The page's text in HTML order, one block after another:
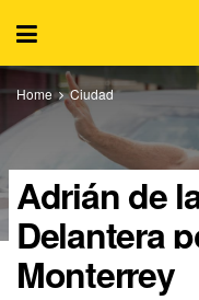
Home Ciudad
Adrián de
Delantera
Monterrey